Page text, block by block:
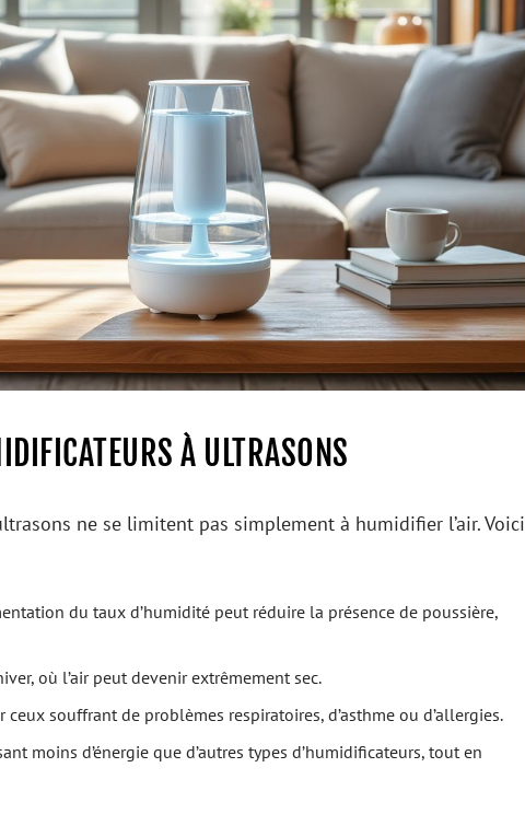
À ULTRASONS
ne se limitent pas simplement à humidifier l’air. Voici
du taux d’humidité peut réduire la présence de poussière,
où l’air peut devenir extrêmement sec.
ceux souffrant de problèmes respiratoires, d’asthme ou d’allergies.
moins d’énergie que d’autres types d’humidificateurs, tout en